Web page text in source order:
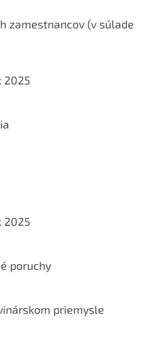
zamestnancov (v súlade
2025
2025
poruchy
priemysle